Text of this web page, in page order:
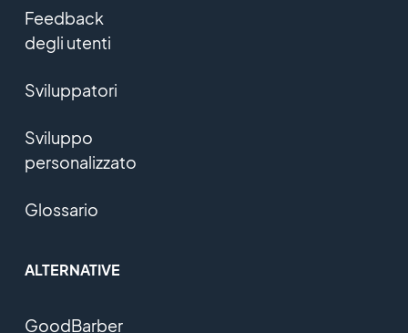
Feedback
degli utenti
Sviluppatori
Sviluppo
personalizzato
Glossario
ALTERNATIVE
GoodBarber